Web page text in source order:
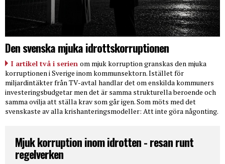
Den svenska mjuka idrottskorruptionen
I artikel två i serien om mjuk korruption granskas den mjuka
korruptionen i Sverige inom kommunsektorn. Istället för
miljardintäkter från TV-avtal handlar det om enskilda kommuners
investeringsbudgetar men det är samma strukturella beroende och
samma ovilja att ställa krav som går igen. Som möts med det
svenskaste av alla krishanteringsmodeller: Att inte göra någonting.
Mjuk korruption inom idrotten - resan runt
regelverken